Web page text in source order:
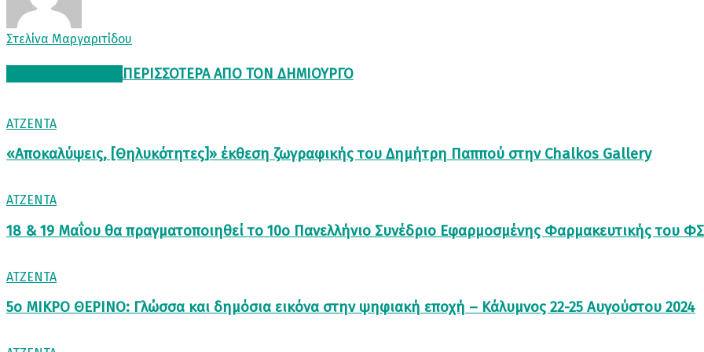
Στελίνα Μαργαριτίδου
ΠΕΡΙΣΣΟΤΕΡΑ ΑΠΟ ΤΟΝ ΔΗΜΙΟΥΡΓΟ
ΑΤΖΕΝΤΑ
«Αποκαλύψεις, [Θηλυκότητες]» έκθεση ζωγραφικής του Δημήτρη Παππού στην Chalkos Gallery
ΑΤΖΕΝΤΑ
18 & 19 Μαΐου θα πραγματοποιηθεί το 10ο Πανελλήνιο Συνέδριο Εφαρμοσμένης Φαρμακευτικής του
ΑΤΖΕΝΤΑ
5ο ΜΙΚΡΟ ΘΕΡΙΝΟ: Γλώσσα και δημόσια εικόνα στην ψηφιακή εποχή – Κάλυμνος 22-25 Αυγούστου 2024